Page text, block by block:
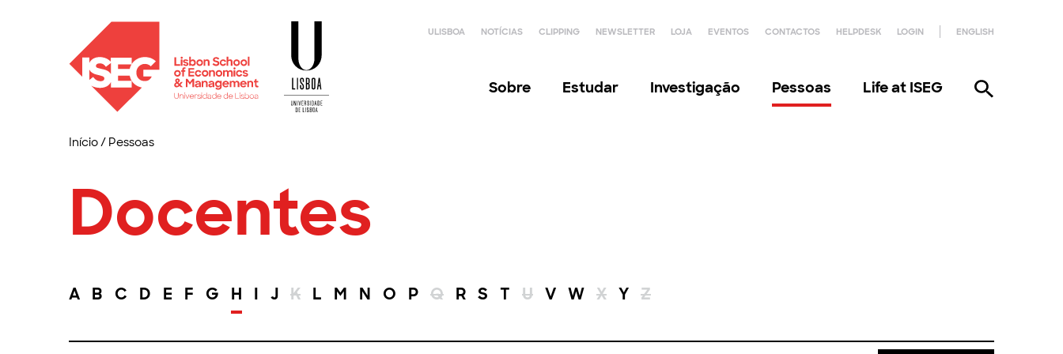
ULISBOA NOTÍCIAS CLIPPING NEWSLETTER LOJA EVENTOS CONTACTOS HELPDESK LOGIN ENGLISH
Sobre Estudar Investigação Pessoas Life at ISEG
Início/ Pessoas
Docentes
A B C D E F G H I J K L M N O P Q R S T U V W X Y Z